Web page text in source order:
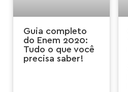
Guia completo
do Enem 2020:
Tudo o que você
precisa saber!